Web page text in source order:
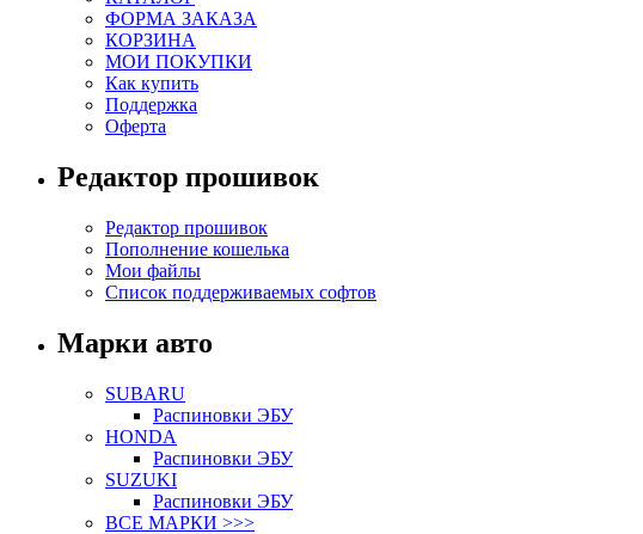
ФОРМА ЗАКАЗА
КОРЗИНА
МОИ ПОКУПКИ
Как купить
Поддержка
Оферта
Редактор прошивок
Редактор прошивок
Пополнение кошелька
Мои файлы
Список поддерживаемых софтов
Марки авто
SUBARU
Распиновки ЭБУ
HONDA
Распиновки ЭБУ
SUZUKI
Распиновки ЭБУ
ВСЕ МАРКИ >>>